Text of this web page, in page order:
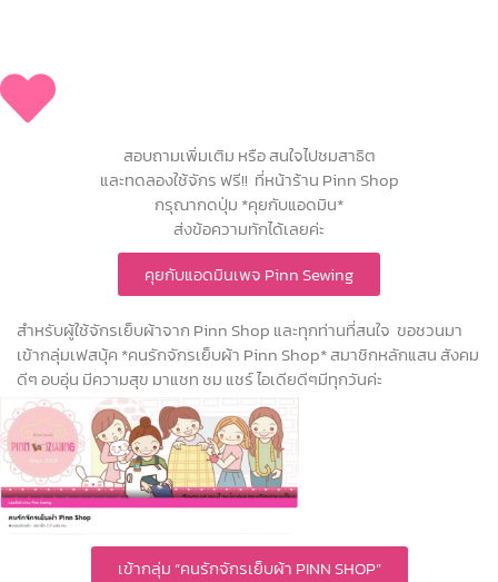
สอบถามเพิ่มเติม หรือ สนใจไปชมสาธิต
และทดลองใช้จักร ฟรี!! ที่หน้าร้าน Pinn Shop
กรุณากดปุ่ม *คุยกับแอดมิน*
ส่งข้อความทักได้เลยค่ะ
คุยกับแอดมินเพจ Pinn Sewing
สำหรับผู้ใช้จักรเย็บผ้าจาก Pinn Shop และทุกท่านที่สนใจ ขอชวนมา
เข้ากลุ่มเฟสบุ้ค *คนรักจักรเย็บผ้า Pinn Shop* สมาชิกหลักแสน สังคม
ดีๆ อบอุ่น มีความสุข มาแชท ชม แชร์ ไอเดียดีๆมีทุกวันค่ะ
เข้ากลุ่ม “คนรักจักรเย็บผ้า PINN SHOP”